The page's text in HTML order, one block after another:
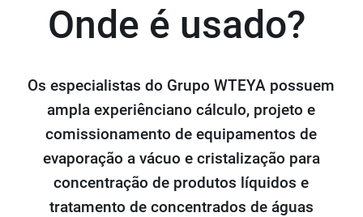
Onde é usado?
Os especialistas do Grupo WTEYA possuem
ampla experiênciano cálculo, projeto e
comissionamento de equipamentos de
evaporação a vácuo e cristalização para
concentração de produtos líquidos e
tratamento de concentrados de águas